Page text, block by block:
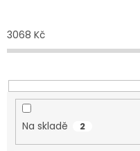
o
d
k
t
3068 Kč
Na skladě 2